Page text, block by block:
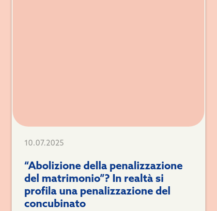
10.07.2025
“Abolizione della penalizzazione
del matrimonio”? In realtà si
profila una penalizzazione del
concubinato